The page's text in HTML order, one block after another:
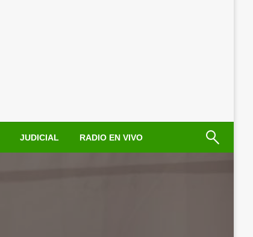
JUDICIAL RADIO EN VIVO